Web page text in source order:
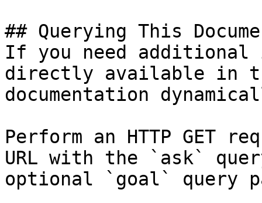
## Querying This
If you need
directly available in
documentation
Perform an HTTP GET
URL with the `ask`
optional `goal` query